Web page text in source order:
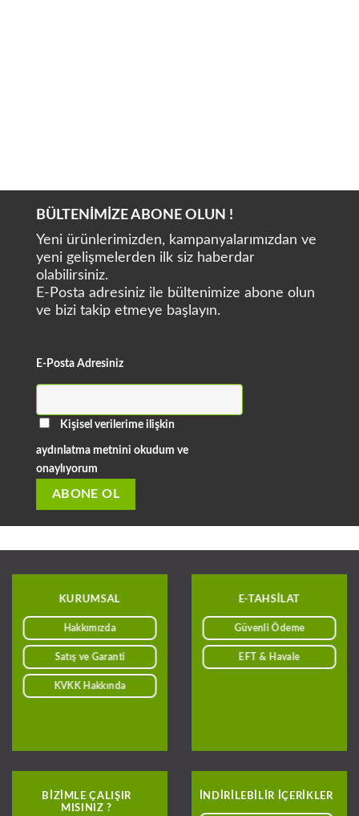
BÜLTENİMİZE ABONE OLUN !
Yeni ürünlerimizden, kampanyalarımızdan ve
yeni gelişmelerden ilk siz haberdar
olabilirsiniz.
E-Posta adresiniz ile bültenimize abone olun
ve bizi takip etmeye başlayın.
E-Posta Adresiniz
Kişisel verilerime ilişkin
aydınlatma metnini okudum ve
onaylıyorum
KURUMSAL
Hakkımızda
Satış ve Garanti
KVKK Hakkında
BIZIMLE ÇALIŞIR
MISINIZ ?
E-TAHSILAT
Güvenli Ödeme
EFT & Havale
INDIRILEBILIR IÇERIKLER